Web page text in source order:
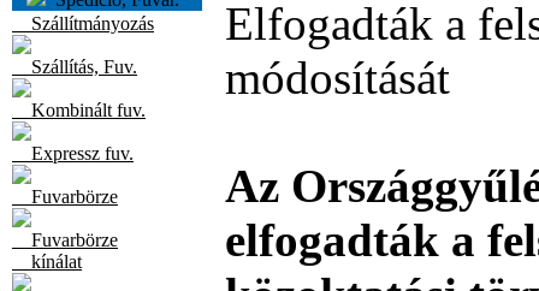
Szállítmányozás
Szállítás, Fuv.
Kombinált fuv.
Expressz fuv.
Fuvarbörze
Fuvarbörze
kínálat
Elfogadták a
módosítását
Az
elfogadták a